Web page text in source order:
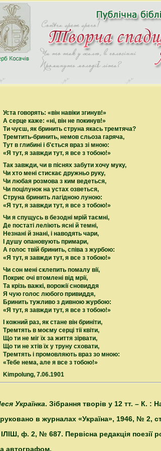
Уста говорять: «він навіки згинув!»
А серце каже: «ні, він не покинув!»
Ти чуєш, як бринить струна якась тремтяча?
Тремтить-бринить, немов сльоза гаряча,
Тут в глибині і б'ється враз зі мною:
«Я тут, я завжди тут, я все з тобою!»
Так завжди, чи в піснях забути хочу муку,
Чи хто мені стискає дружньо руку,
Чи любая розмова з ким ведеться,
Чи поцілунок на устах озветься,
Струна бринить лагідною луною:
«Я тут, я завжди тут, я все з тобою!»
Чи я спущусь в безодні мрій таємні,
Де постаті леліють ясні й темні,
Незнані й знані, і наводять чари,
І душу опановують примари,
А голос твій бринить, співа з журбою:
«Я тут, я завжди тут, я все з тобою!»
Чи сон мені склепить помалу вії,
Покриє очі втомлені від мрії,
Та крізь важкі, ворожії сновиддя
Я чую голос любого привиддя,
Бринить тужливо з дивною журбою:
«Я тут, я завжди тут, я все з тобою!»
І кожний раз, як стане він бриніти,
Тремтять в моєму серці тії квіти,
Що ти не міг їх за життя зірвати,
Що ти не хтів їх у труну сховати,
Тремтять і промовляють враз зо мною:
«Тебе нема, але я все з тобою!»
Kimpolung, 7.06.1901
Українка. Зібрання творів у 12 тт. – К. :
в журналах «Україна», 1946, № 2,
ф. 2, № 687. Первісна редакція поезії
автографом.